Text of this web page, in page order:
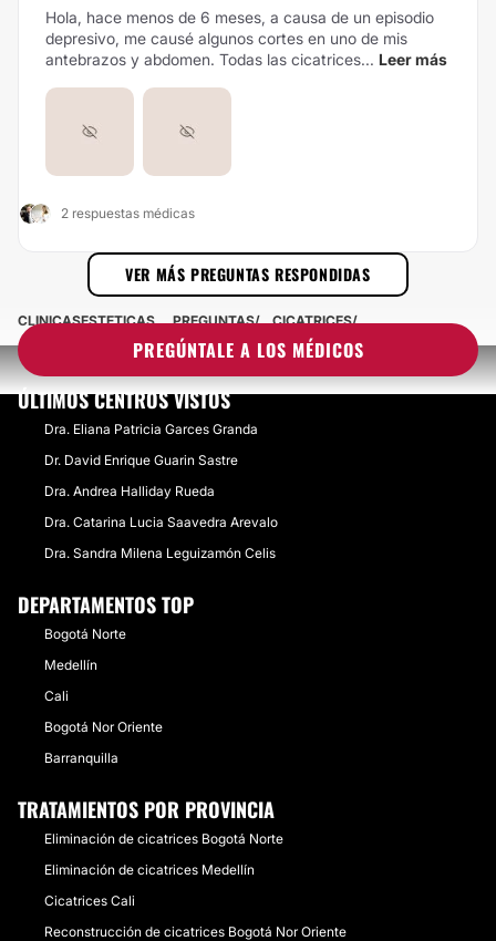
Hola, hace menos de 6 meses, a causa de un episodio
depresivo, me causé algunos cortes en uno de mis
antebrazos y abdomen. Todas las cicatrices... Leer más
2 respuestas médicas
VER MÁS PREGUNTAS RESPONDIDAS
PREGÚNTALE A LOS MÉDICOS
CLINICASESTETICAS PREGUNTAS CICATRICES
ÚLTIMOS CENTROS VISTOS
Dra. Eliana Patricia Garces Granda
Dr. David Enrique Guarin Sastre
Dra. Andrea Halliday Rueda
Dra. Catarina Lucia Saavedra Arevalo
Dra. Sandra Milena Leguizamón Celis
DEPARTAMENTOS TOP
Bogotá Norte
Medellín
Cali
Bogotá Nor Oriente
Barranquilla
TRATAMIENTOS POR PROVINCIA
Eliminación de cicatrices Bogotá Norte
Eliminación de cicatrices Medellín
Cicatrices Cali
Reconstrucción de cicatrices Bogotá Nor Oriente